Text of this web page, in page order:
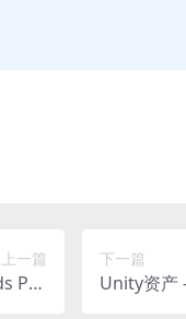
上一篇
Pac
下一篇
Unity资产